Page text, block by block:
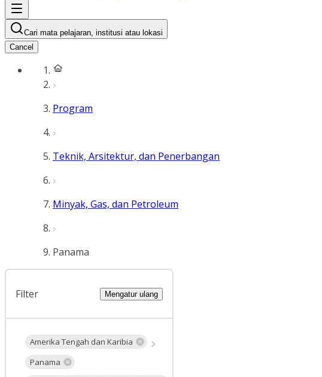
Cari mata pelajaran, institusi atau lokasi
Cancel
Program
Teknik, Arsitektur, dan Penerbangan
Minyak, Gas, dan Petroleum
Panama
Filter Mengatur ulang
Amerika Tengah dan Karibia
Panama